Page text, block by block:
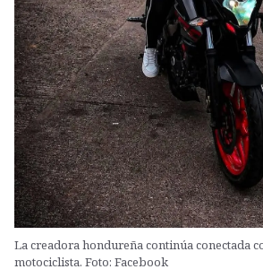
La creadora hondureña continúa conectada
motociclista. Foto: Facebook